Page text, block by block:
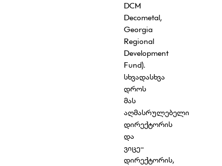
DCM
Decometal,
Georgia
Regional
Development
Fund).
სხვადასხვა
დროს
მას
აღმასრულებელი
დირექტორის
და
ვიცე-
დირექტორის,